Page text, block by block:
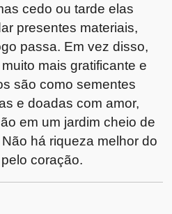
cedo ou tarde elas
presentes materiais,
passa. Em vez disso,
mais gratificante e
são como sementes
e doadas com amor,
em um jardim cheio de
há riqueza melhor do
coração.